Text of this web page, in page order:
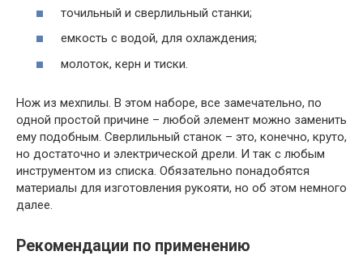
точильный и сверлильный станки;
емкость с водой, для охлаждения;
молоток, керн и тиски.
Нож из мехпилы. В этом наборе, все замечательно, по
одной простой причине – любой элемент можно заменить
ему подобным. Сверлильный станок – это, конечно, круто,
но достаточно и электрической дрели. И так с любым
инструментом из списка. Обязательно понадобятся
материалы для изготовления рукояти, но об этом немного
далее.
Рекомендации по применению